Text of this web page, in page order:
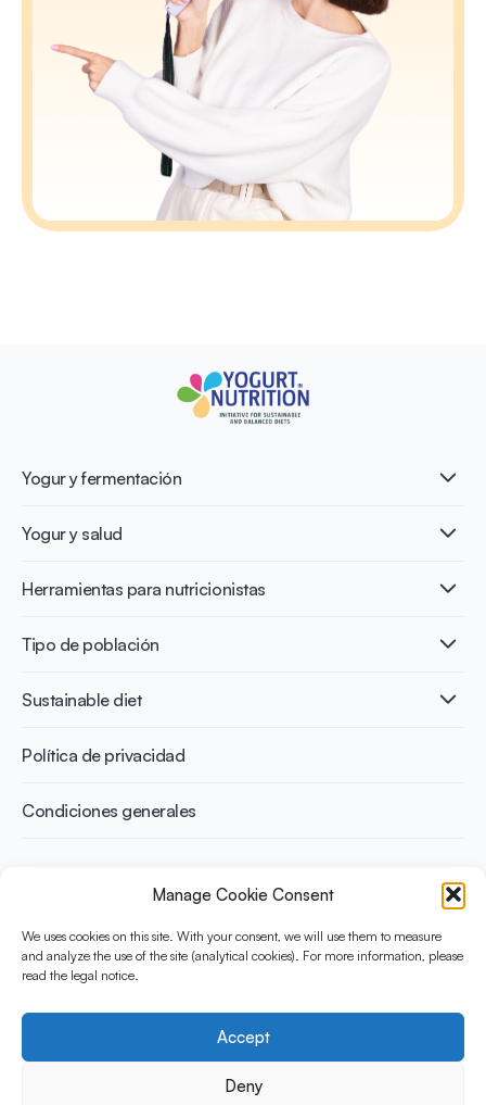
Manage Cookie Consent
We uses cookies on this site. With your consent, we will use them to measure
and analyze the use of the site (analytical cookies). For more information, please
read the legal notice.
Accept
Deny
Yogur y fermentación
¿Qué es el yogur?
Nutri-dense food
Yogur y salud
Healthy Diets & Lifestyle
Salud intestinal y microbiota
Salud ósea
Control del peso
Herramientas para nutricionistas
Publicaciones
Infographics
Recetas
Tipo de población
Adultos
Deportistas
Sustainable diet
Beneficios medioambientales
Beneficios para la salud
Política de privacidad
Condiciones generales
Equilibradas está financiada por el Instituto Danone
Internacional. Su objetivo es evaluar y compartir la evidencia
actual sobre el yogur como aliado en una dieta saludable y
Social Media